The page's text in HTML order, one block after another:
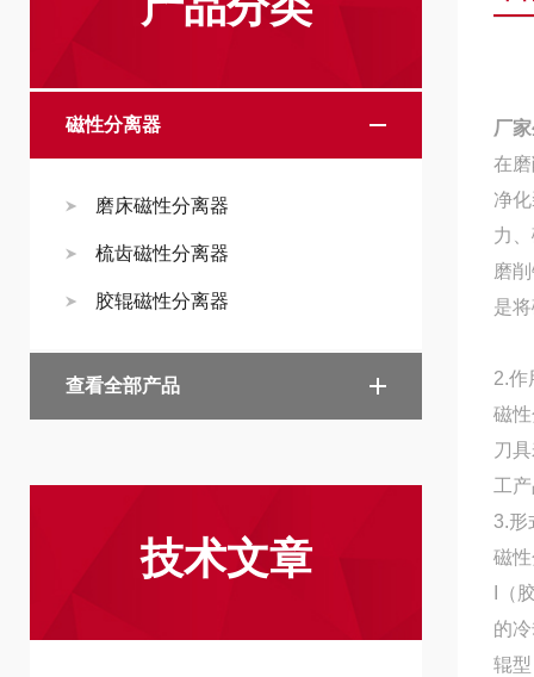
磁性分离器
磨床磁性分离器
梳齿磁性分离器
胶辊磁性分离器
查看全部产品
技术文章
厂
在
净
力
磨
是
2.作
磁
刀
工
3.形
磁
I（
的
辊